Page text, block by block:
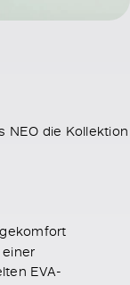
NEO die Kollektion
EVA-